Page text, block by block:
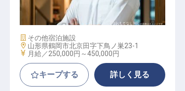
調理リーダー
施設業態
その他宿泊施設
勤務地
山形県鶴岡市北京田字下鳥ノ巣23-1
給与
月給／250,000円～450,000円
キープする 詳しく見る